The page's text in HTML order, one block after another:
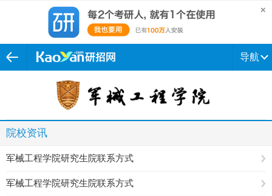
导航
院校资讯
军械工程学院研究生院联系方式
军械工程学院研究生院联系方式